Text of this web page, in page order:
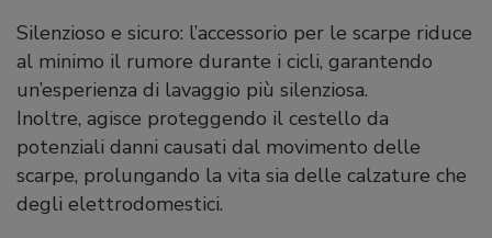
Silenzioso e sicuro: l’accessorio per le scarpe riduce
al minimo il rumore durante i cicli, garantendo
un’esperienza di lavaggio più silenziosa.
Inoltre, agisce proteggendo il cestello da
potenziali danni causati dal movimento delle
scarpe, prolungando la vita sia delle calzature che
degli elettrodomestici.